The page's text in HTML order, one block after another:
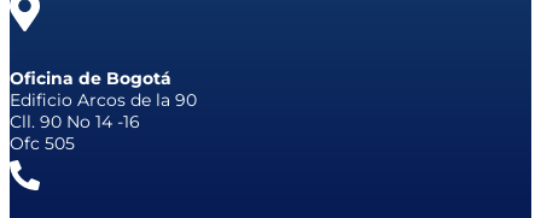
Oficina de Bogotá
Edificio Arcos de la 90
Cll. 90 No 14 -16
Ofc 505